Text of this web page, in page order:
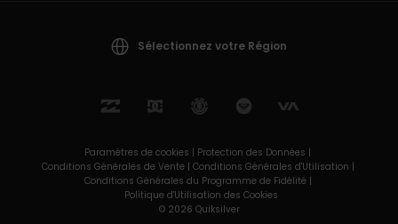
Sélectionnez votre Région
Paramètres de cookies | Protection des Données |
Conditions Générales de Vente | Conditions Générales d'Utilisation |
Conditions Générales du Programme de Fidélité |
Politique d'Utilisation des Cookies
© 2026 Quiksilver